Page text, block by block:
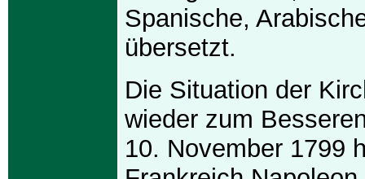
Spanische,
übersetzt.
Die Situation der
wieder zum
10. November 1799